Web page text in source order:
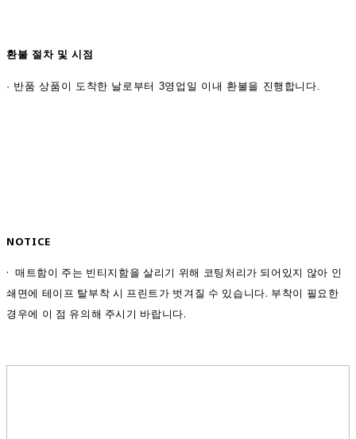
환불 절차 및 시점
· 반품 상품이 도착한 날로부터 3영업일 이내 환불을 진행합니다.
NOTICE
· 매트함이 주는 빈티지함을 살리기 위해 코팅처리가 되어있지 않아 인
쇄면에 테이프 탈부착 시 프린트가 벗겨질 수 있습니다. 부착이 필요한
경우에 이 점 유의해 주시기 바랍니다.